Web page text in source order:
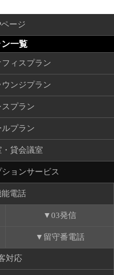
ページ
一覧
ィスプラン
ンジプラン
スプラン
ルプラン
貸会議室
ョンサービス
電話
03発信
留守番電話
対応